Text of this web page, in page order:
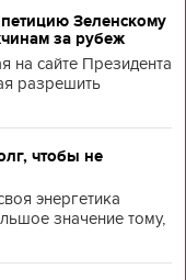
Зеленскому
за рубеж
на сайте Президента
разрешить
чтобы не
энергетика
значение тому,